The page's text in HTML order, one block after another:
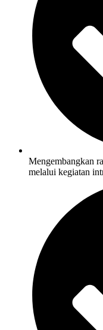
Mengembangkan
melalui kegiatan